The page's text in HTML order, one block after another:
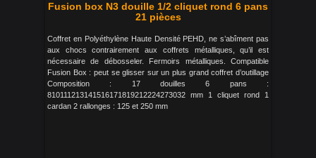
Fusion box N3 douille 1/2 cliquet rond 6 pans
21 pièces
Coffret en Polyéthylène Haute Densité PEHD, ne s’abîment pas
aux chocs contrairement aux coffrets métalliques, qu’il est
nécessaire de débosseler. Fermoirs métalliques. Compatible
Fusion Box : peut se glisser sur un plus grand coffret d’outillage
Composition : 17 douilles 6 pans :
810111213141516171819212224273032 mm 1 cliquet rond 1
cardan 2 rallonges : 125 et 250 mm